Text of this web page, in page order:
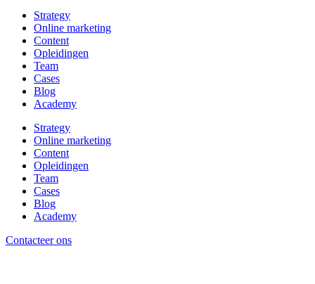
Strategy
Online marketing
Content
Opleidingen
Team
Cases
Blog
Academy
Strategy
Online marketing
Content
Opleidingen
Team
Cases
Blog
Academy
Contacteer ons